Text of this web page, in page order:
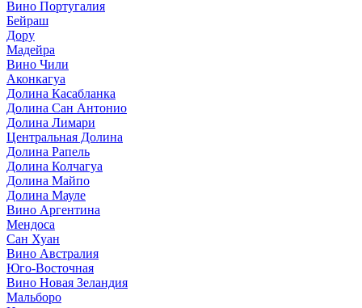
Вино Португалия
Бейраш
Дору
Мадейра
Вино Чили
Аконкагуа
Долина Касабланка
Долина Сан Антонио
Долина Лимари
Центральная Долина
Долина Рапель
Долина Колчагуа
Долина Майпо
Долина Мауле
Вино Аргентина
Мендоса
Сан Хуан
Вино Австралия
Юго-Восточная
Вино Новая Зеландия
Мальборо